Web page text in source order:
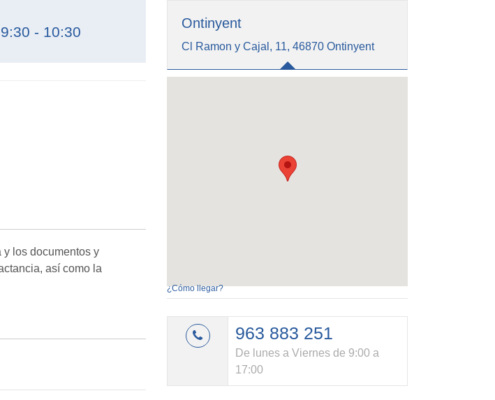
- 10:30
y los documentos y
así como la
Ontinyent
Cl Ramon y Cajal, 11, 46870 Ontinyent
¿Cómo llegar?
963 883 251
De lunes a Viernes de 9:00 a
17:00